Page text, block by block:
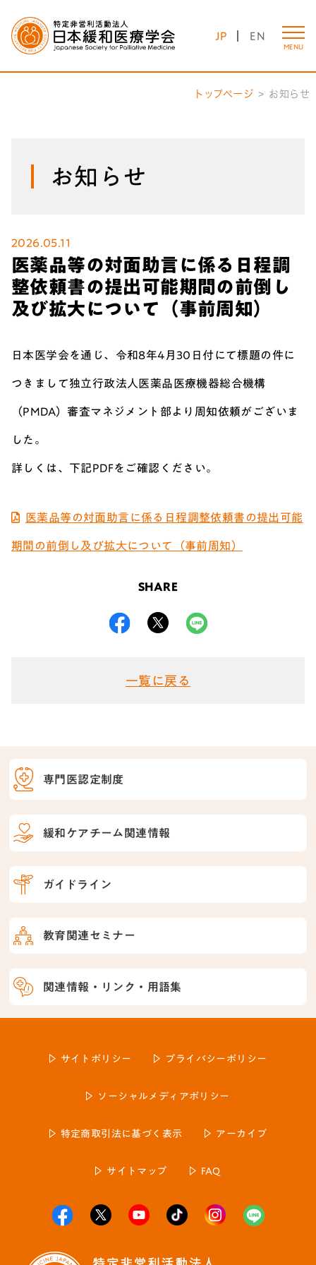
JP EN
MENU
トップページ お知らせ
専門医認定制度
緩和ケアチーム関連情報
ガイドライン
教育関連セミナー
関連情報・リンク・用語集
お知らせ
2026.05.11
医薬品等の対面助言に係る日程調
整依頼書の提出可能期間の前倒し
及び拡大について（事前周知）
日本医学会を通じ、 令和8年4月30日付にて標題の件に
つきまして独立行政法人医薬品医療機器総合機構
（PMDA）審査マネジメント部より周知依頼がございま
した。
詳しくは、下記PDFをご確認ください。
医薬品等の対面助言に係る日程調整依頼書の提出可能
期間の前倒し及び拡大について（事前周知）
SHARE
一覧に戻る
サイトポリシー プライバシーポリシー
ソーシャルメディアポリシー
特定商取引法に基づく表示 アーカイブ
サイトマップ FAQ